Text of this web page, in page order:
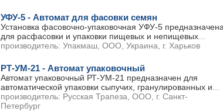
УФУ-5 - Автомат для фасовки семян
Установка фасовочно-упаковочная УФУ-5
для расфасовки и упаковки пищевых и непищевых
производитель: Упакмаш, ООО, Украина, г. Харьков
РТ-УМ-21 - Автомат упаковочный
Автомат упаковочный РТ-УМ-21 предназначен для
автоматической упаковки сыпучих, гранулированных и
производитель: Русская Трапеза, ООО, г. Санкт-
Петербург